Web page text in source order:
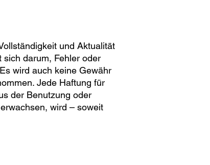
und Aktualität
sich darum, Fehler oder
wird auch keine Gewähr
Jede Haftung für
der Benutzung oder
wird – soweit